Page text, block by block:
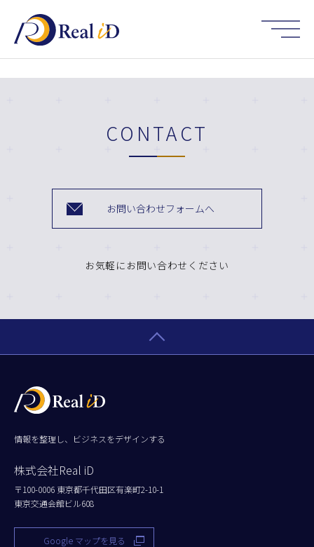
CONTACT
お問い合わせフォームへ
お気軽にお問い合わせください
情報を整理し、ビジネスをデザインする
株式会社Real iD
〒100-0006 東京都千代田区有楽町2-10-1
東京交通会館ビル608
Google マップを見る